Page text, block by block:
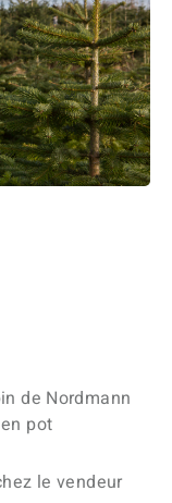
de Nordmann
pot
le vendeur